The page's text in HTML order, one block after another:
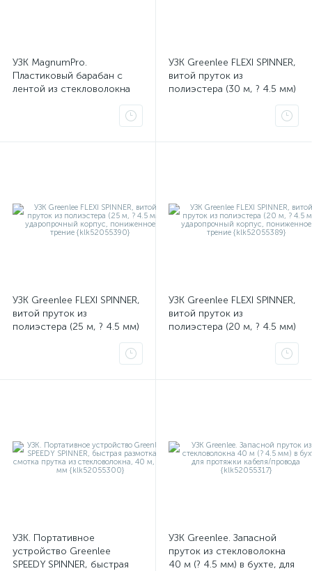
УЗК MagnumPro.
Пластиковый барабан с
лентой из стекловолокна
УЗК Greenlee FLEXI SPINNER,
витой пруток из
полиэстера (30 м, ? 4.5 мм)
УЗК Greenlee FLEXI SPINNER,
витой пруток из
полиэстера (25 м, ? 4.5 мм)
УЗК Greenlee FLEXI SPINNER,
витой пруток из
полиэстера (20 м, ? 4.5 мм)
УЗК. Портативное
устройство Greenlee
SPEEDY SPINNER, быстрая
УЗК Greenlee. Запасной
пруток из стекловолокна
40 м (? 4.5 мм) в бухте, для